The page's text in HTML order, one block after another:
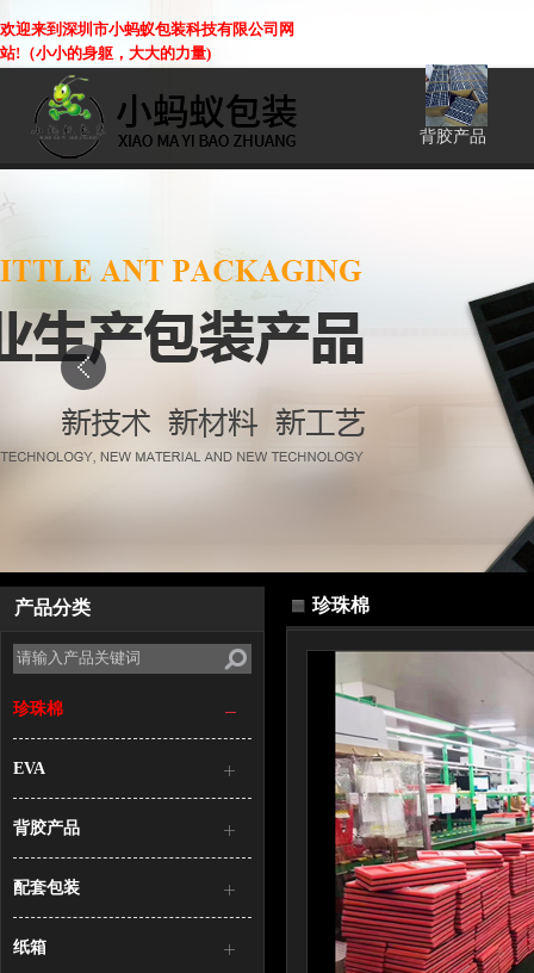
欢迎来到深圳市小蚂蚁包装科技有限公司网
站!（小小的身躯，大大的力量)
纸箱 珍珠棉 背胶产品
产品分类
珍珠棉
EVA
背胶产品
配套包装
纸箱
珍珠棉